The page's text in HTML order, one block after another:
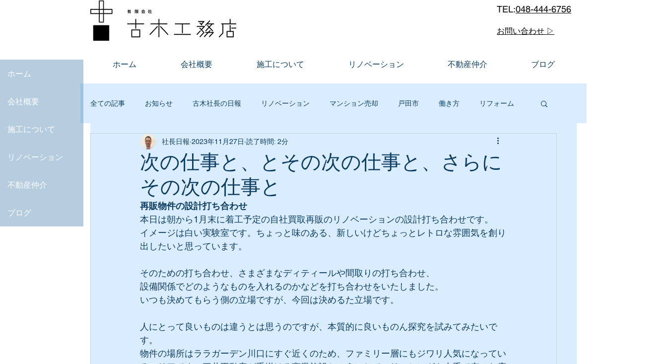
ホーム
会社概要
施工について
リノベーション
不動産仲介
ブログ
TEL:048-444-6756
お問い合わせ ▷
ホーム 会社概要 施工について リノベーション 不動産仲介 ブログ
全ての記事 お知らせ 古木社長の日報 リノベーション マンション売却 戸田市 働き方 リフォーム
オープンルーム 不動産 まちづくり 川口市
マンション査定 デジタルマーケティング
次の仕事と、とその次の仕事と、さらに
その次の仕事と
社長日報 2023年11月27日 読了時間: 2分
再販物件の設計打ち合わせ
本日は朝から1月末に着工予定の自社買取再販のリノベーションの設計打ち合わせです。
イメージは白い実験室です。ちょっと味のある、新しいけどちょっとレトロな雰囲気を創り
出したいと思っています。
そのための打ち合わせ、さまざまなディティールや間取りの打ち合わせ、
設備関係でどのようなものを入れるのかなどを打ち合わせをいたしました。
いつも決めてもらう側の立場ですが、今回は決めるた立場です。
人にとって良いものは違うとは思うのですが、本質的に良いものん探究を試みてみたいで
す。
物件の場所はララガーデン川口にすぐ近くのため、ファミリー層にもジワリ人気になってい